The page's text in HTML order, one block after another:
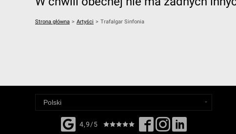
Strona główna > Artyści > Trafalgar Sinfonia
4,9/5